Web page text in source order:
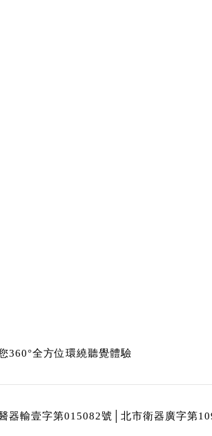
360°全方位環繞聽覺體驗
器輸壹字第015082號│北市衛器廣字第